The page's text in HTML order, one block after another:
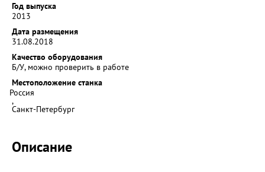
Год выпуска
2013
Дата размещения
31.08.2018
Качество оборудования
Б/У, можно проверить в работе
Местоположение станка
Россия
,
Санкт-Петербург
Описание